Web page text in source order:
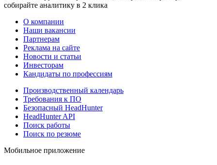
собирайте аналитику в 2 клика
О компании
Наши вакансии
Партнерам
Реклама на сайте
Новости и статьи
Инвесторам
Кандидаты по профессиям
Производственный календарь
Требования к ПО
Безопасный HeadHunter
HeadHunter API
Поиск работы
Поиск по резюме
Мобильное приложение